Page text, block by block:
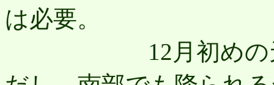
は必要。
12月初めの天候